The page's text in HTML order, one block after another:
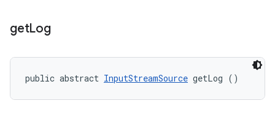
getLog
public abstract InputStreamSource getLog ()